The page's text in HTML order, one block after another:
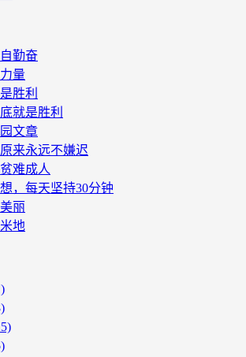
勤奋
量
胜利
就是胜利
文章
来永远不嫌迟
难成人
，每天坚持30分钟
丽
地